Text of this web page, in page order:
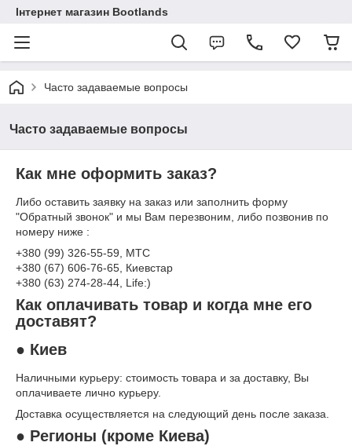
Інтернет магазин Bootlands
Часто задаваемые вопросы
Часто задаваемые вопросы
Как мне оформить заказ?
Либо оставить заявку на заказ или заполнить форму
"Обратный звонок" и мы Вам перезвоним, либо позвонив по
номеру ниже :
+380 (99) 326-55-59, МТС
+380 (67) 606-76-65, Киевстар
+380 (63) 274-28-44, Life:)
Как оплачивать товар и когда мне его
доставят?
● Киев
Наличными курьеру: стоимость товара и за доставку, Вы
оплачиваете лично курьеру.
Доставка осуществляется на следующий день после заказа.
● Регионы (кроме Киева)